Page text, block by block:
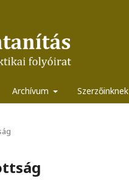
Archívum Szerzőinknek